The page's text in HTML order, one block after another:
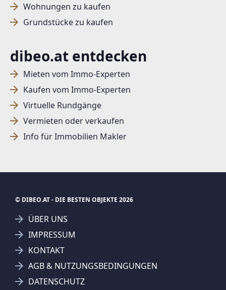
Wohnungen zu kaufen
Grundstücke zu kaufen
dibeo.at entdecken
Mieten vom Immo-Experten
Kaufen vom Immo-Experten
Virtuelle Rundgänge
Vermieten oder verkaufen
Info für Immobilien Makler
© DIBEO.AT - DIE BESTEN OBJEKTE 2026
ÜBER UNS
IMPRESSUM
KONTAKT
AGB & NUTZUNGSBEDINGUNGEN
DATENSCHUTZ